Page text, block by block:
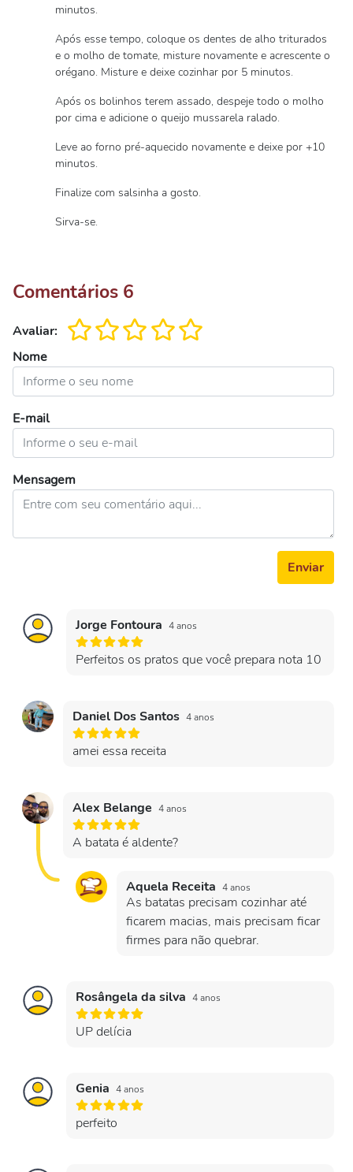
minutos.
Após esse tempo, coloque os dentes de alho triturados
e o molho de tomate, misture novamente e acrescente o
orégano. Misture e deixe cozinhar por 5 minutos.
Após os bolinhos terem assado, despeje todo o molho
por cima e adicione o queijo mussarela ralado.
Leve ao forno pré-aquecido novamente e deixe por +10
minutos.
Finalize com salsinha a gosto.
Sirva-se.
Comentários 6
Avaliar:
Nome
E-mail
Mensagem
Enviar
Jorge Fontoura 4 anos
Perfeitos os pratos que você prepara nota 10
Daniel Dos Santos 4 anos
amei essa receita
Alex Belange 4 anos
A batata é aldente?
Aquela Receita 4 anos
As batatas precisam cozinhar até
ficarem macias, mais precisam ficar
firmes para não quebrar.
Rosângela da silva 4 anos
UP delícia
Genia 4 anos
perfeito